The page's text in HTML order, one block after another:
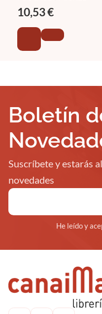
10,53 €
Boletín
Suscríbete y estarás
novedades
He leído y